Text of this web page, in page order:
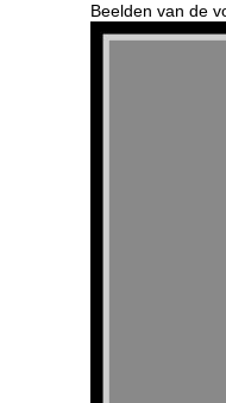
Beelden van de